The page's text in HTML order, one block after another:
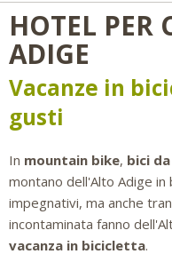
HOTEL PER
ADIGE
Vacanze in
gusti
In mountain bike, bici
montano dell'Alto Adige
impegnativi, ma anche
incontaminata fanno
vacanza in bicicletta.